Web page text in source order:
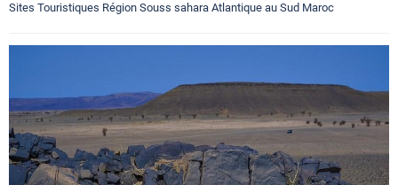
Sites Touristiques Région Souss sahara Atlantique au Sud Maroc